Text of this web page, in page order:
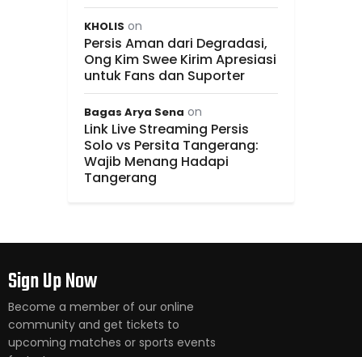
KHOLIS on
Persis Aman dari Degradasi,
Ong Kim Swee Kirim Apresiasi
untuk Fans dan Suporter
Bagas Arya Sena on
Link Live Streaming Persis
Solo vs Persita Tangerang:
Wajib Menang Hadapi
Tangerang
Sign Up Now
Become a member of our online
community and get tickets to
upcoming matches or sports events